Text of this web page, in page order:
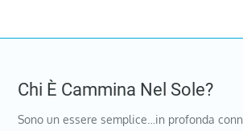
Chi È Cammina Nel Sole?
Sono un essere semplice…in profonda